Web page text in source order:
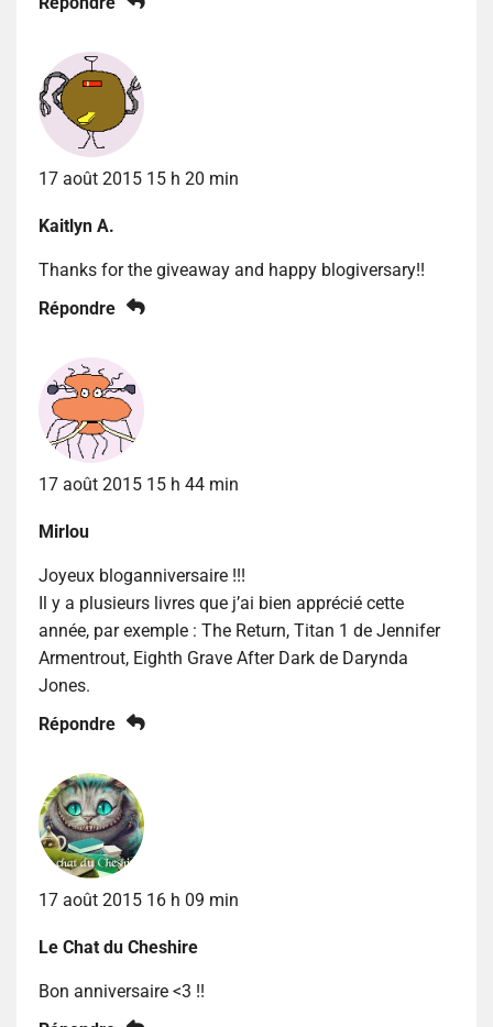
17 août 2015 15 h 20 min
Kaitlyn A.
Thanks for the giveaway and happy blogiversary!!
Répondre
17 août 2015 15 h 44 min
Mirlou
Joyeux bloganniversaire !!!
Il y a plusieurs livres que j’ai bien apprécié cette
année, par exemple : The Return, Titan 1 de Jennifer
Armentrout, Eighth Grave After Dark de Darynda
Jones.
Répondre
17 août 2015 16 h 09 min
Le Chat du Cheshire
Bon anniversaire <3 !!